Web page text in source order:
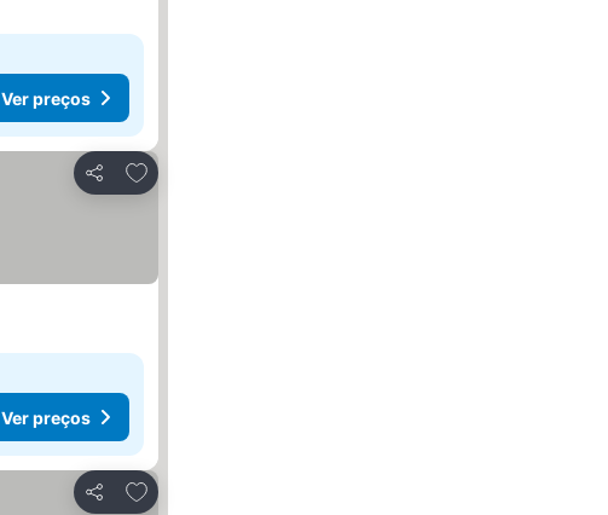
Ver preços
Partilhar
Adicionar aos favoritos
Ver preços
Partilhar
Adicionar aos favoritos